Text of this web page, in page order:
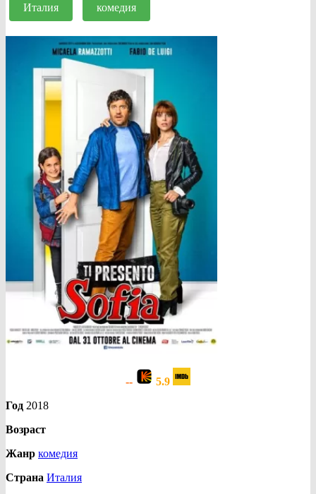
Италия комедия
--
5.9
Год 2018
Возраст
Жанр комедия
Страна Италия